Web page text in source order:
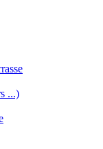
...)